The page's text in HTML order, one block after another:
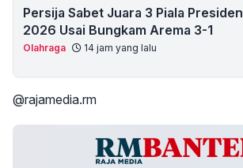
Persija Sabet Juara 3 Piala Presiden
2026 Usai Bungkam Arema 3-1
Olahraga 14 jam yang lalu
@rajamedia.rm